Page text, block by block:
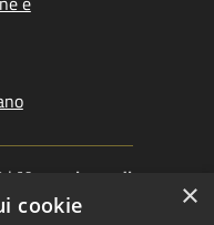
| Meccanismo di
×
cookie